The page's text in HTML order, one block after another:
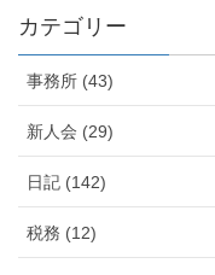
カテゴリー
事務所 (43)
新人会 (29)
日記 (142)
税務 (12)